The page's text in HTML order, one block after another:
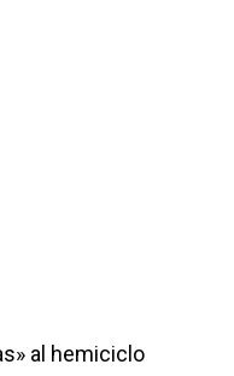
al hemiciclo